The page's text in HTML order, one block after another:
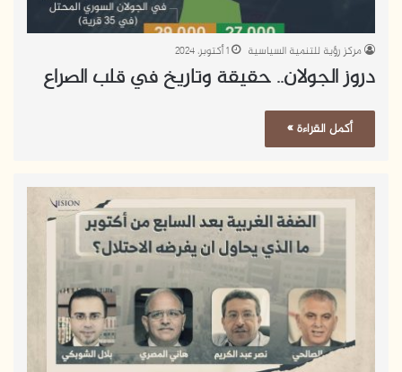
مركز رؤية للتنمية السياسية 1 أكتوبر، 2024
دروز الجولان.. حقيقة وتاريخ في قلب الصراع
أكمل القراءة »